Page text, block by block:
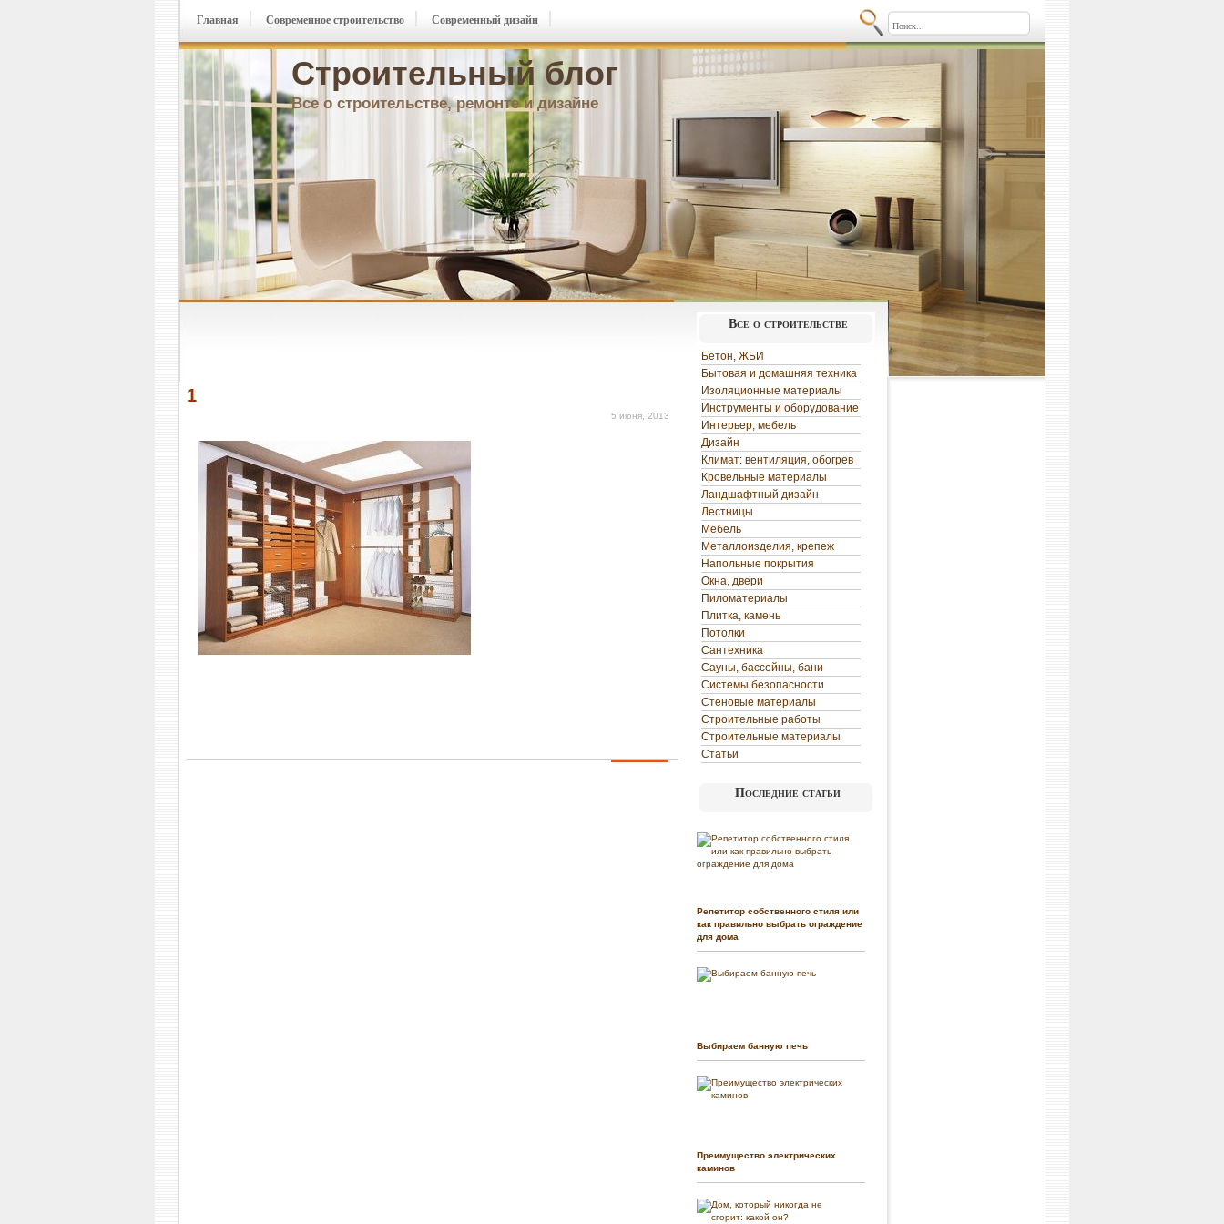
Строительный блог
Все о строительстве, ремонте и дизайне
Главная Современное строительство Современный дизайн
1
5 июня, 2013
Все о строительстве
Бетон, ЖБИ
Бытовая и домашняя техника
Изоляционные материалы
Инструменты и оборудование
Интерьер, мебель
Дизайн
Климат: вентиляция, обогрев
Кровельные материалы
Ландшафтный дизайн
Лестницы
Мебель
Металлоизделия, крепеж
Напольные покрытия
Окна, двери
Пиломатериалы
Плитка, камень
Потолки
Сантехника
Сауны, бассейны, бани
Системы безопасности
Стеновые материалы
Строительные работы
Строительные материалы
Статьи
Последние статьи
Репетитор собственного стиля или
как правильно выбрать ограждение
для дома
Выбираем банную печь
Преимущество электрических
каминов